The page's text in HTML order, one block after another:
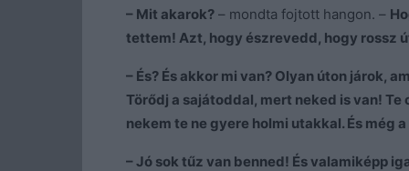
– Mit akarok? – mondta fojtott hangon. –
tettem! Azt, hogy észrevedd, hogy rossz
– És? És akkor mi van? Olyan úton járok,
Törődj a sajátoddal, mert neked is van!
nekem te ne gyere holmi utakkal. És még
– Jó sok tűz van benned! És valamiképp